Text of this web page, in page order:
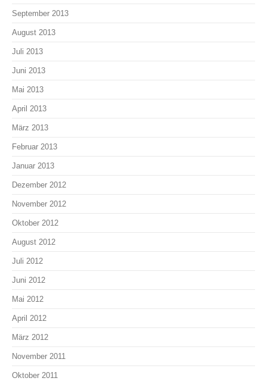
September 2013
August 2013
Juli 2013
Juni 2013
Mai 2013
April 2013
März 2013
Februar 2013
Januar 2013
Dezember 2012
November 2012
Oktober 2012
August 2012
Juli 2012
Juni 2012
Mai 2012
April 2012
März 2012
November 2011
Oktober 2011